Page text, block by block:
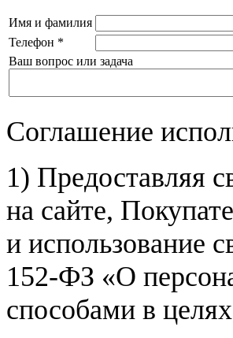
Имя и фамилия
Телефон *
Ваш вопрос или задача
Соглашение
1) Предоставляя
на сайте,
и использование
152-ФЗ «О
способами в